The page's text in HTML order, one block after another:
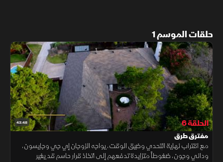
حلقات الموسم 1
43:48 الحلقة 6
مفترق طرق
مع اقتراب نهاية التحدي وضيق الوقت، يواجه الزوجان إي جي وجايسون،
وداني وجون، ضغوطاً متزايدة تدفعهم إلى اتخاذ قرار حاسم قد يغير